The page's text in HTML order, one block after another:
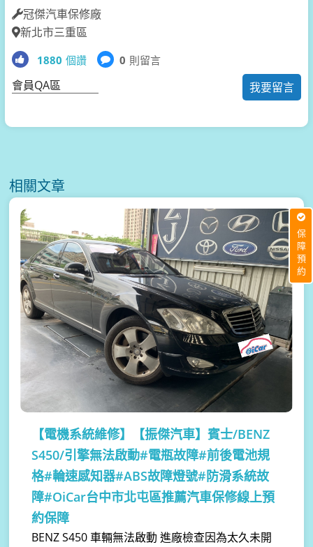
冠傑汽車保修廠
新北市三重區
1880 個讚 0 則留言
我要留言
會員QA區
相關文章
【電機系統維修】
【振傑汽車】賓士/BENZ
S450/引擎無法啟動#電瓶故障#前後電池規
格#輪速感知器#ABS故障燈號#防滑系統故
障#OiCar台中市北屯區推薦汽車保修線上預
約保障
BENZ S450 車輛無法啟動 進廠檢查因為太久未開
保障預約